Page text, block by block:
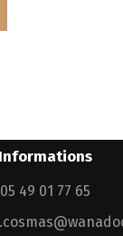
Informations
05 49 01 77 65